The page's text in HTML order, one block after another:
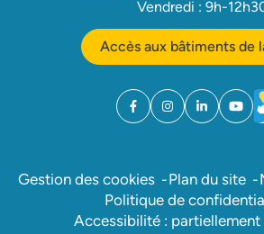
Vendredi : 9h-
Accès aux bâtiments de
Facebook
(ouverture dans un
Instagram
(ouverture dans
Linkedin
(ouverture
Gestion des cookies Plan du site
Politique de
Accessibilité :